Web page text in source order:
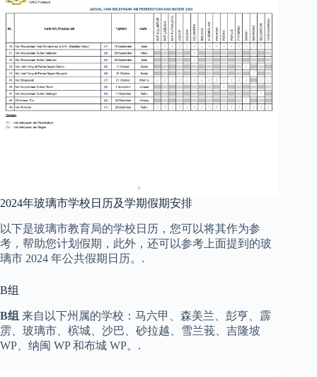
2024年玻璃市学校日历及学期假期安排
以下是玻璃市教育局的学校日历，您可以将其作为参
考，帮助您计划假期，此外，还可以参考上面提到的玻
璃市 2024 年公共假期日历。.
B组
B组 来自以下州属的学校：马六甲、森美兰、彭亨、霹
雳、玻璃市、槟城、沙巴、砂拉越、雪兰莪、吉隆坡
WP、纳闽 WP 和布城 WP。.